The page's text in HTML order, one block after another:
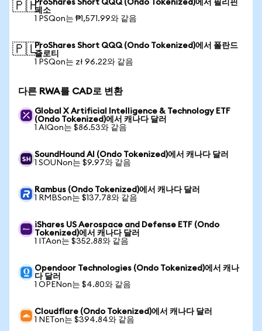
🇵🇭ProShares Short QQQ (Ondo Tokenized)에서 필리핀
페소
1 PSQon는 ₱1,571.99와 같음
🇵🇱ProShares Short QQQ (Ondo Tokenized)에서 폴란드
즐로티
1 PSQon는 zł 96.22와 같음
다른 RWA를 CAD로 변환
Global X Artificial Intelligence & Technology ETF
(Ondo Tokenized)에서 캐나다 달러
1 AIQon는 $86.53와 같음
SoundHound AI (Ondo Tokenized)에서 캐나다 달러
1 SOUNon는 $9.97와 같음
Rambus (Ondo Tokenized)에서 캐나다 달러
1 RMBSon는 $137.78와 같음
iShares US Aerospace and Defense ETF (Ondo
Tokenized)에서 캐나다 달러
1 ITAon는 $352.88와 같음
Opendoor Technologies (Ondo Tokenized)에서 캐나
다 달러
1 OPENon는 $4.80와 같음
Cloudflare (Ondo Tokenized)에서 캐나다 달러
1 NETon는 $394.84와 같음